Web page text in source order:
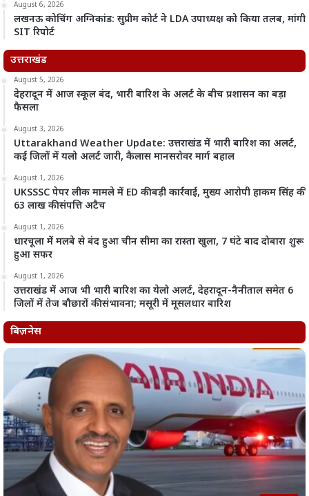
August 6, 2026
लखनऊ कोचिंग अग्निकांड: सुप्रीम कोर्ट ने LDA उपाध्यक्ष को किया तलब, मांगी
SIT रिपोर्ट
उत्तराखंड
August 5, 2026
देहरादून में आज स्कूल बंद, भारी बारिश के अलर्ट के बीच प्रशासन का बड़ा
फैसला
August 3, 2026
Uttarakhand Weather Update: उत्तराखंड में भारी बारिश का अलर्ट,
कई जिलों में यलो अलर्ट जारी, कैलास मानसरोवर मार्ग बहाल
August 1, 2026
UKSSSC पेपर लीक मामले में ED की बड़ी कार्रवाई, मुख्य आरोपी हाकम सिंह की
63 लाख की संपत्ति अटैच
August 1, 2026
धारचूला में मलबे से बंद हुआ चीन सीमा का रास्ता खुला, 7 घंटे बाद दोबारा शुरू
हुआ सफर
August 1, 2026
उत्तराखंड में आज भी भारी बारिश का येलो अलर्ट, देहरादून-नैनीताल समेत 6
जिलों में तेज बौछारों की संभावना; मसूरी में मूसलधार बारिश
बिज़नेस